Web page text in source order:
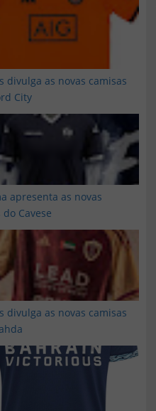
divulga as novas camisas
City
apresenta as novas
Cavese
divulga as novas camisas